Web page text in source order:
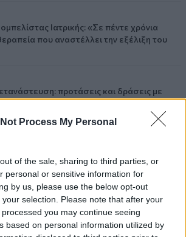
Process My Personal
of the sale, sharing to third parties, or
personal or sensitive information for
by us, please use the below opt-out
selection. Please note that after your
you may continue seeing
based on personal information utilized by
Ιατρικής: «Σε πέντε χρόνια
που αναστέλλει την εξέλιξη του
προτάσεις και δράσεις με
συμφέρον
των ασφαλιστικών
στο vouchers.gov.gr για το Πρόγραμμα